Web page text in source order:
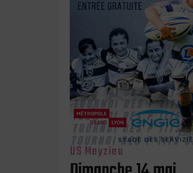
US Meyzieu